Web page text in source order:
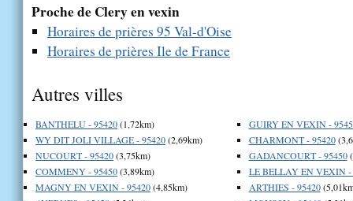
Proche de Clery en vexin
Horaires de prières 95 Val-d'Oise
Horaires de prières Ile de France
Autres villes
BANTHELU - 95420(1,72km)
WY DIT JOLI VILLAGE - 95420(2,69km)
NUCOURT - 95420(3,75km)
COMMENY - 95450(3,89km)
MAGNY EN VEXIN - 95420(4,85km)
GUIRY EN VEXIN -
CHARMONT - 95420
GADANCOURT - 95450
LE BELLAY EN VEXIN -
ARTHIES - 95420